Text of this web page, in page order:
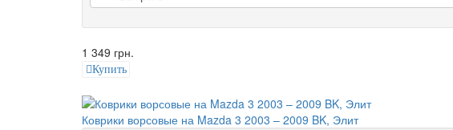
1 349 грн.
Купить
Коврики ворсовые на Mazda 3 2003 – 2009 BK, Элит